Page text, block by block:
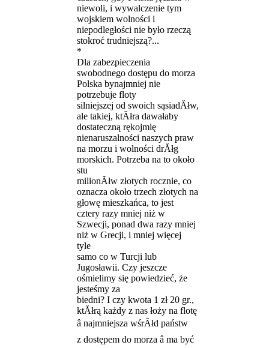
niewoli, i wywalczenie tym
wojskiem wolności i
niepodległości nie było rzeczą
stokroć trudniejszą?...
*
Dla zabezpieczenia
swobodnego dostępu do morza
Polska bynajmniej nie
potrzebuje floty
silniejszej od swoich sąsiadĂłw,
ale takiej, ktĂłra dawałaby
dostateczną rękojmię
nienaruszalności naszych praw
na morzu i wolności drĂłg
morskich. Potrzeba na to około
stu
milionĂłw złotych rocznie, co
oznacza około trzech złotych na
głowę mieszkańca, to jest
cztery razy mniej niż w
Szwecji, ponad dwa razy mniej
niż w Grecji, i mniej więcej
tyle
samo co w Turcji lub
Jugosławii. Czy jeszcze
ośmielimy się powiedzieć, że
jesteśmy za
biedni? I czy kwota 1 zł 20 gr.,
ktĂłrą każdy z nas łoży na flotę
â najmniejsza wśrĂłd państw
z dostępem do morza â ma być